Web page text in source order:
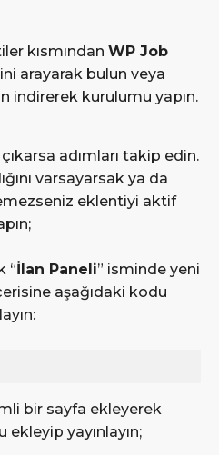
kısmından WP Job
arayarak bulun veya
indirerek kurulumu yapın.
varsayarsak ya da
eklentiyi aktif
“İlan Paneli” isminde yeni
aşağıdaki kodu
bir sayfa ekleyerek
yayınlayın;